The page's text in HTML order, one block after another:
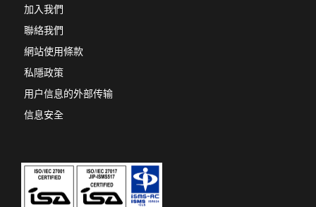
加入我們
聯絡我們
網站使用條款
私隱政策
用户信息的外部传输
信息安全